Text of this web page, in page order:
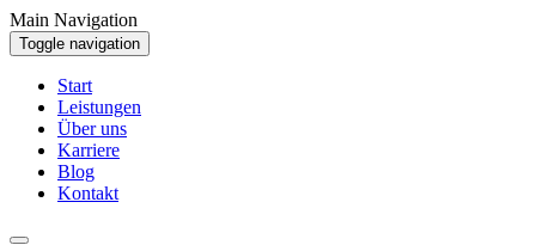
Main Navigation
Toggle navigation
Start
Leistungen
Über uns
Karriere
Blog
Kontakt